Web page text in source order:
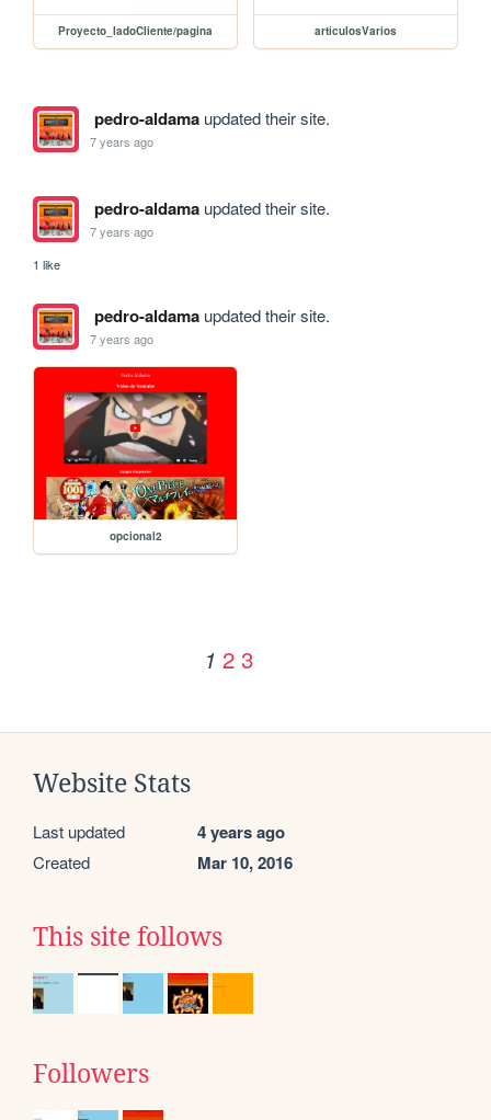
Proyecto_ladoCliente/pagina articulosVarios
pedro-aldamaupdated their site.
7 years ago
pedro-aldamaupdated their site.
7 years ago
1 like
pedro-aldamaupdated their site.
7 years ago
opcional2
1 2 3
Website Stats
Last updated 4 years ago
Created Mar 10, 2016
This site follows
Followers